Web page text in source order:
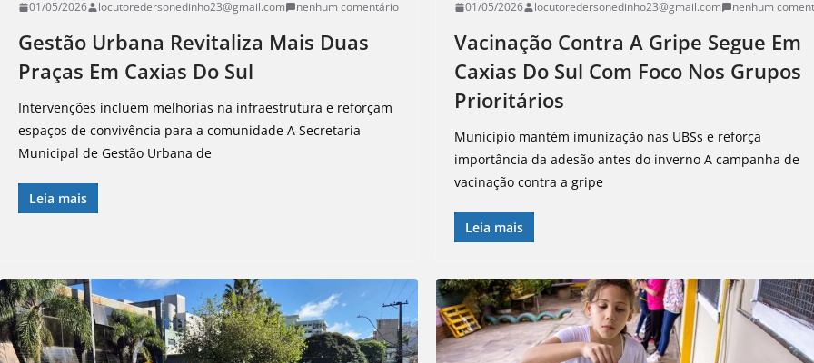
01/05/2026 locutoredersonedinho23@gmail.com nenhum comentário
Gestão Urbana Revitaliza Mais Duas
Praças Em Caxias Do Sul
Intervenções incluem melhorias na infraestrutura e reforçam
espaços de convivência para a comunidade A Secretaria
Municipal de Gestão Urbana de
Leia mais
01/05/2026 locutoredersonedinho23@gmail.com nenhum
Vacinação Contra A Gripe Segue Em
Caxias Do Sul Com Foco Nos Grupos
Prioritários
Município mantém imunização nas UBSs e reforça
importância da adesão antes do inverno A campanha de
vacinação contra a gripe
Leia mais